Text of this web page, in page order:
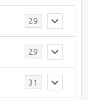
29
29
31